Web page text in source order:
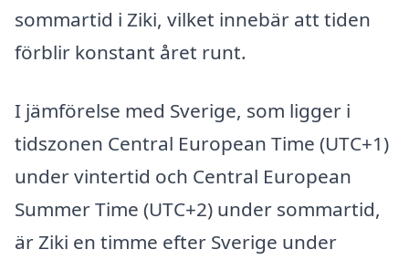
sommartid i Ziki, vilket innebär att tiden
förblir konstant året runt.
I jämförelse med Sverige, som ligger i
tidszonen Central European Time (UTC+1)
under vintertid och Central European
Summer Time (UTC+2) under sommartid,
är Ziki en timme efter Sverige under